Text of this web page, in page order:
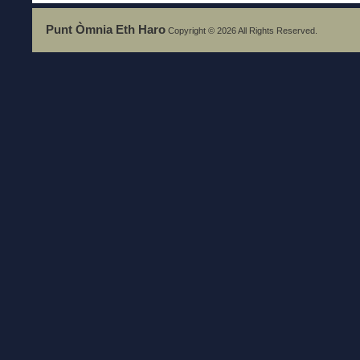
Punt Òmnia Eth Haro Copyright © 2026 All Rights Reserved.